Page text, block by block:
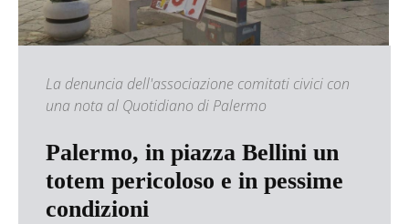
La denuncia dell'associazione comitati civici con
una nota al Quotidiano di Palermo
Palermo, in piazza Bellini un
totem pericoloso e in pessime
condizioni